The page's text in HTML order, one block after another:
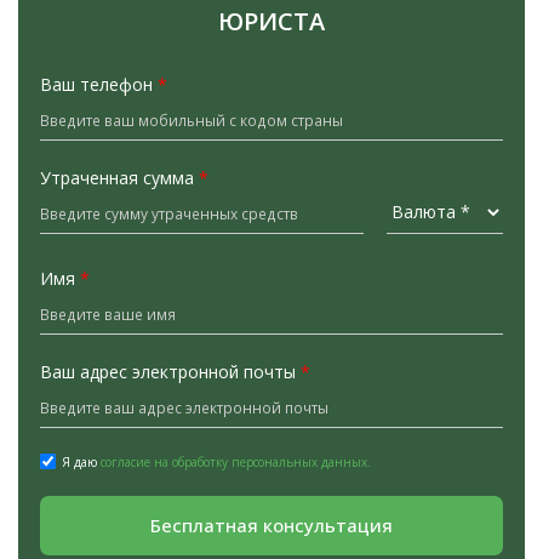
ЮРИСТА
Ваш телефон *
Утраченная сумма *
Имя *
Ваш адрес электронной почты *
Я даю согласие на обработку персональных данных.
Бесплатная консультация